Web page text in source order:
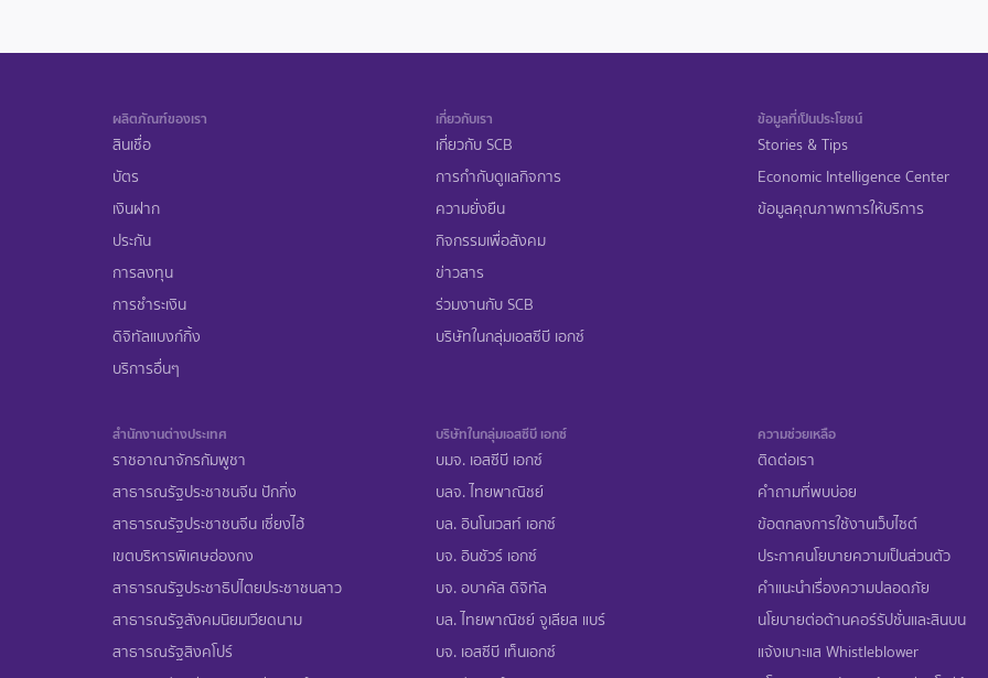
ผลิตภัณฑ์ของเรา
สินเชื่อ
บัตร
เงินฝาก
ประกัน
การลงทุน
การชำระเงิน
ดิจิทัลแบงก์กิ้ง
บริการอื่นๆ
เกี่ยวกับเรา
เกี่ยวกับ SCB
การกำกับดูแลกิจการ
ความยั่งยืน
กิจกรรมเพื่อสังคม
ข่าวสาร
ร่วมงานกับ SCB
บริษัทในกลุ่มเอสซีบี เอกซ์
ข้อมูลที่เป็นประโยชน์
Stories & Tips
Economic Intelligence Center
ข้อมูลคุณภาพการให้บริการ
สำนักงานต่างประเทศ
ราชอาณาจักรกัมพูชา
สาธารณรัฐประชาชนจีน ปักกิ่ง
สาธารณรัฐประชาชนจีน เซี่ยงไฮ้
เขตบริหารพิเศษฮ่องกง
สาธารณรัฐประชาธิปไตยประชาชนลาว
สาธารณรัฐสังคมนิยมเวียดนาม
สาธารณรัฐสิงคโปร์
บริษัทในกลุ่มเอสซีบี เอกซ์
บมจ. เอสซีบี เอกซ์
บลจ. ไทยพาณิชย์
บล. อินโนเวสท์ เอกซ์
บจ. อินชัวร์ เอกซ์
บจ. อบาคัส ดิจิทัล
บล. ไทยพาณิชย์ จูเลียส แบร์
บจ. เอสซีบี เท็นเอกซ์
ความช่วยเหลือ
ติดต่อเรา
คำถามที่พบบ่อย
ข้อตกลงการใช้งานเว็บไซต์
ประกาศนโยบายความเป็นส่วนตัว
คำแนะนำเรื่องความปลอดภัย
นโยบายต่อต้านคอร์รัปชั่นและสินบน
แจ้งเบาะแส Whistleblower